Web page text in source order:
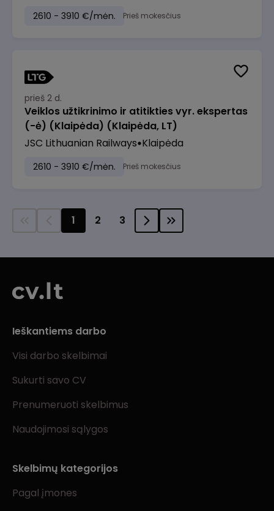
2610 - 3910 €/mėn. Prieš mokesčius
prieš 2 d.
Veiklos užtikrinimo ir atitikties vyr. ekspertas
(-ė) (Klaipėda) (Klaipėda, LT)
JSC Lithuanian Railways Klaipėda
2610 - 3910 €/mėn. Prieš mokesčius
1 2 3
Ieškantiems darbo
Visi darbo skelbimai
Sukurti savo CV
Prenumeruoti skelbimus
Naudojimosi sąlygos
Skelbimų kategorijos
Pagal įmones